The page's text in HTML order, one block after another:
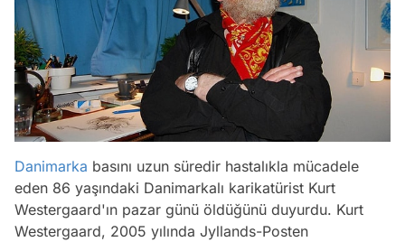
Danimarka basını uzun süredir hastalıkla mücadele
eden 86 yaşındaki Danimarkalı karikatürist Kurt
Westergaard'ın pazar günü öldüğünü duyurdu. Kurt
Westergaard, 2005 yılında Jyllands-Posten